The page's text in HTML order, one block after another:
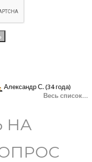
Александр С. (34 года)
Весь список...
НА